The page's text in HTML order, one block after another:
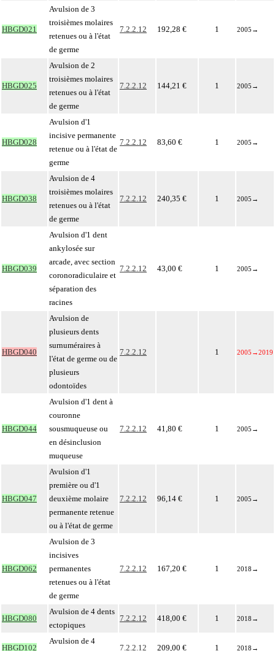
HBGD021
Avulsion de 3
troisièmes molaires
retenues ou à l'état
de germe
7.2.2.12 192,28 € 1 2005 →
HBGD025
Avulsion de 2
troisièmes molaires
retenues ou à l'état
de germe
7.2.2.12 144,21 € 1 2005 →
HBGD028
Avulsion d'1
incisive permanente
retenue ou à l'état de
germe
7.2.2.12 83,60 € 1 2005 →
HBGD038
Avulsion de 4
troisièmes molaires
retenues ou à l'état
de germe
7.2.2.12 240,35 € 1 2005 →
HBGD039
Avulsion d'1 dent
ankylosée sur
arcade, avec section
coronoradiculaire et
séparation des
racines
7.2.2.12 43,00 € 1 2005 →
HBGD040
Avulsion de
plusieurs dents
surnuméraires à
l'état de germe ou de
plusieurs
odontoïdes
7.2.2.12 1 2005 →2019
HBGD044
Avulsion d'1 dent à
couronne
sousmuqueuse ou
en désinclusion
muqueuse
7.2.2.12 41,80 € 1 2005 →
HBGD047
Avulsion d'1
première ou d'1
deuxième molaire
permanente retenue
ou à l'état de germe
7.2.2.12 96,14 € 1 2005 →
HBGD062
Avulsion de 3
incisives
permanentes
retenues ou à l'état
de germe
7.2.2.12 167,20 € 1 2018 →
HBGD080
Avulsion de 4 dents
ectopiques
7.2.2.12 418,00 € 1 2018 →
HBGD102
Avulsion de 4
7.2.2.12 209,00 € 1 2018 →